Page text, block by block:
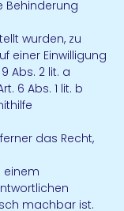
Behinderung
wurden, zu
einer Einwilligung
Abs. 2 lit. a
6 Abs. 1 lit. b
das Recht,
einem
machbar ist.